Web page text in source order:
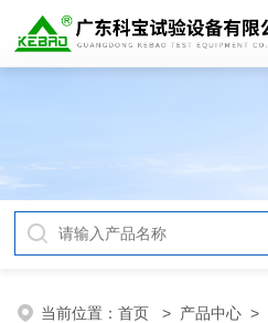
当前位置：首页 > 产品中心 >